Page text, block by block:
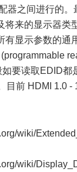
器之间进行的。
将来的显示器类
有显示参数的通
要读取EDID都
目前 HDMI 1.0 -
wiki/
wiki/